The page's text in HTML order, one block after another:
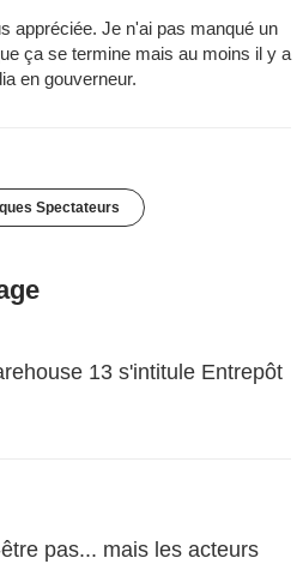
appréciée. Je n'ai pas manqué un
ça se termine mais au moins il y a
en gouverneur.
Spectateurs
13 s'intitule Entrepôt
pas... mais les acteurs